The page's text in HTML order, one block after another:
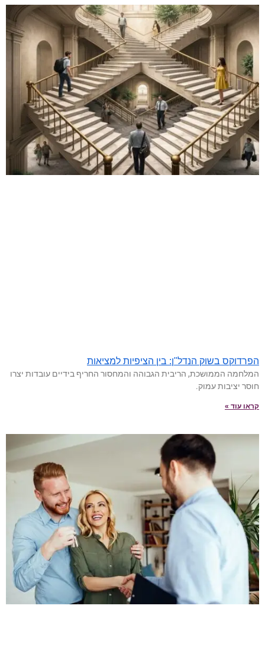
הפרדוקס בשוק הנדל"ן: בין הציפיות למציאות
המלחמה הממושכת, הריבית הגבוהה והמחסור החריף בידיים עובדות יצרו
חוסר יציבות עמוק.
קראו עוד »